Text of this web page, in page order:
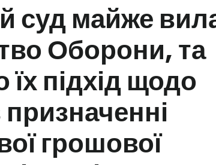
суд майже
Оборони, та
підхід щодо
грошової